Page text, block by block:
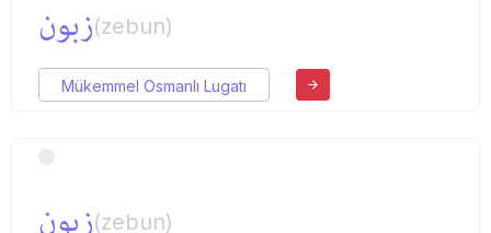
زبون(zebun)
Mükemmel Osmanlı Lugatı
زبون(zebun)